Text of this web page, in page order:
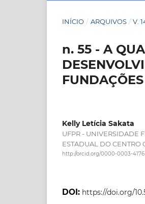
INÍCIO / ARQUIVOS / V.
n. 55 - A
Kelly Letícia Sakata
UFPR - UNIVERSIDADE
ESTADUAL DO CENTRO
http://orcid.org/0000-0003-
DOI: https://doi.org/